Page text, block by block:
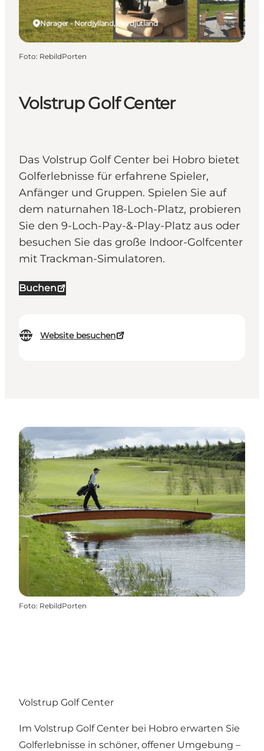
Volstrup Golf Center
Das Volstrup Golf Center bei Hobro bietet
Golferlebnisse für erfahrene Spieler,
Anfänger und Gruppen. Spielen Sie auf
dem naturnahen 18-Loch-Platz, probieren
Sie den 9-Loch-Pay-&-Play-Platz aus oder
besuchen Sie das große Indoor-Golfcenter
mit Trackman-Simulatoren.
Buchen
Website besuchen
Nørager - Nordjylland, Nordjütland
Foto: RebildPorten
Foto: RebildPorten
Volstrup Golf Center
Im Volstrup Golf Center bei Hobro erwarten Sie
Golferlebnisse in schöner, offener Umgebung –